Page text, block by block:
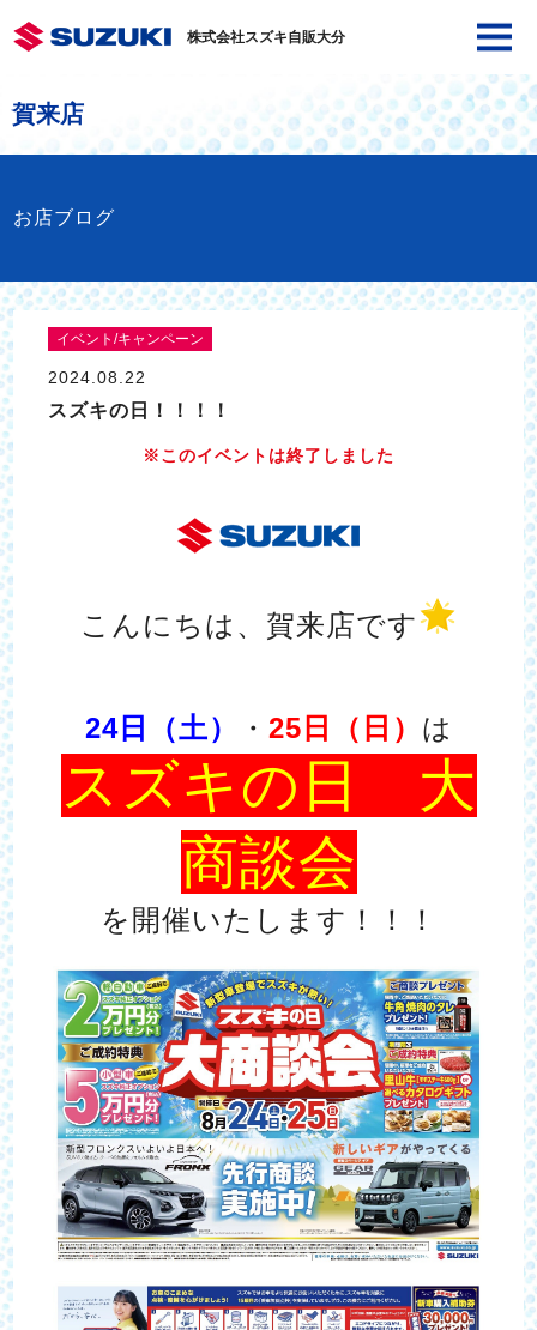
株式会社スズキ自販大分
賀来店
お店ブログ
イベント/キャンペーン
2024.08.22
スズキの日！！！！
※このイベントは終了しました
こんにちは、賀来店です
24日（土） ・ 25日（日） は
スズキの日 大
商談会
を開催いたします！！！